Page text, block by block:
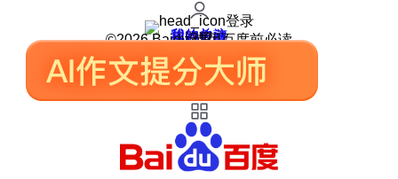
登录
我的关注
我的收藏
皮肤中心
用户反馈
设置
©2026 Baidu 使用百度前必读